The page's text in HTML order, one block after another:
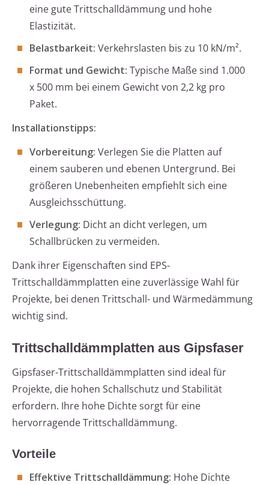
eine gute Trittschalldämmung und hohe
Elastizität.
Belastbarkeit: Verkehrslasten bis zu 10 kN/m².
Format und Gewicht: Typische Maße sind 1.000
x 500 mm bei einem Gewicht von 2,2 kg pro
Paket.
Installationstipps:
Vorbereitung: Verlegen Sie die Platten auf
einem sauberen und ebenen Untergrund. Bei
größeren Unebenheiten empfiehlt sich eine
Ausgleichsschüttung.
Verlegung: Dicht an dicht verlegen, um
Schallbrücken zu vermeiden.
Dank ihrer Eigenschaften sind EPS-
Trittschalldämmplatten eine zuverlässige Wahl für
Projekte, bei denen Trittschall- und Wärmedämmung
wichtig sind.
Trittschalldämmplatten aus Gipsfaser
Gipsfaser-Trittschalldämmplatten sind ideal für
Projekte, die hohen Schallschutz und Stabilität
erfordern. Ihre hohe Dichte sorgt für eine
hervorragende Trittschalldämmung.
Vorteile
Effektive Trittschalldämmung: Hohe Dichte